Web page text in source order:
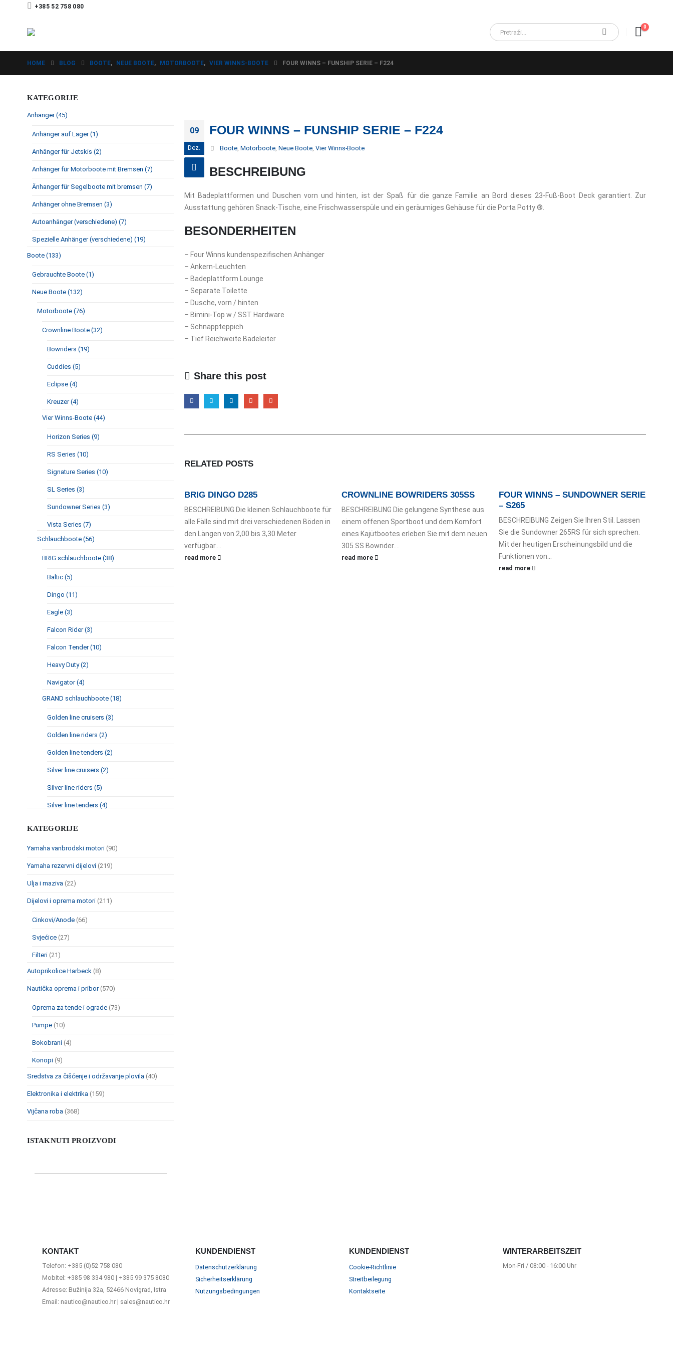
+385 52 758 080
0
HOME BLOG BOOTE, NEUE BOOTE, MOTORBOOTE, VIER WINNS-BOOTE FOUR WINNS – FUNSHIP SERIE – F224
09
Dez.
FOUR WINNS – FUNSHIP SERIE – F224
Boote,Motorboote,Neue Boote,Vier Winns-Boote
BESCHREIBUNG
Mit Badeplattformen und Duschen vorn und hinten, ist der Spaß für die ganze Familie an Bord dieses 23-Fuß-Boot Deck garantiert. Zur
Ausstattung gehören Snack-Tische, eine Frischwasserspüle und ein geräumiges Gehäuse für die Porta Potty ®.
BESONDERHEITEN
– Four Winns kundenspezifischen Anhänger
– Ankern-Leuchten
– Badeplattform Lounge
– Separate Toilette
– Dusche, vorn / hinten
– Bimini-Top w / SST Hardware
– Schnappteppich
– Tief Reichweite Badeleiter
Share this post
RELATED POSTS
BRIG DINGO D285
BESCHREIBUNG Die kleinen Schlauchboote für
alle Fälle sind mit drei verschiedenen Böden in
den Längen von 2,00 bis 3,30 Meter
verfügbar....
read more
CROWNLINE BOWRIDERS 305SS
BESCHREIBUNG Die gelungene Synthese aus
einem offenen Sportboot und dem Komfort
eines Kajütbootes erleben Sie mit dem neuen
305 SS Bowrider....
read more
FOUR WINNS – SUNDOWNER SERIE
– S265
BESCHREIBUNG Zeigen Sie Ihren Stil. Lassen
Sie die Sundowner 265RS für sich sprechen.
Mit der heutigen Erscheinungsbild und die
Funktionen von...
read more
KATEGORIJE
Anhänger (45)
Anhänger auf Lager (1)
Anhänger für Jetskis (2)
Anhänger für Motorboote mit Bremsen (7)
Änhanger für Segelboote mit bremsen (7)
Anhänger ohne Bremsen (3)
Autoanhänger (verschiedene) (7)
Spezielle Anhänger (verschiedene) (19)
Boote (133)
Gebrauchte Boote (1)
Neue Boote (132)
Motorboote (76)
Crownline Boote (32)
Bowriders (19)
Cuddies (5)
Eclipse (4)
Kreuzer (4)
Vier Winns-Boote (44)
Horizon Series (9)
RS Series (10)
Signature Series (10)
SL Series (3)
Sundowner Series (3)
Vista Series (7)
Schlauchboote (56)
BRIG schlauchboote (38)
Baltic (5)
Dingo (11)
Eagle (3)
Falcon Rider (3)
Falcon Tender (10)
Heavy Duty (2)
Navigator (4)
GRAND schlauchboote (18)
Golden line cruisers (3)
Golden line riders (2)
Golden line tenders (2)
Silver line cruisers (2)
Silver line riders (5)
Silver line tenders (4)
KATEGORIJE
Yamaha vanbrodski motori (90)
Yamaha rezervni dijelovi (219)
Ulja i maziva (22)
Dijelovi i oprema motori (211)
Cinkovi/Anode (66)
Svjećice (27)
Filteri (21)
Autoprikolice Harbeck (8)
Nautička oprema i pribor (570)
Oprema za tende i ograde (73)
Pumpe (10)
Bokobrani (4)
Konopi (9)
Sredstva za čišćenje i održavanje plovila (40)
Elektronika i elektrika (159)
Vijčana roba (368)
ISTAKNUTI PROIZVODI
KONTAKT
Telefon: +385 (0)52 758 080
Mobitel: +385 98 334 980 | +385 99 375 8080
Adresse: Bužinija 32a, 52466 Novigrad, Istra
Email: nautico@nautico.hr | sales@nautico.hr
KUNDENDIENST
Datenschutzerklärung
Sicherheitserklärung
Nutzungsbedingungen
KUNDENDIENST
Cookie-Richtlinie
Streitbeilegung
Kontaktseite
WINTERARBEITSZEIT
Mon-Fri / 08:00 - 16:00 Uhr